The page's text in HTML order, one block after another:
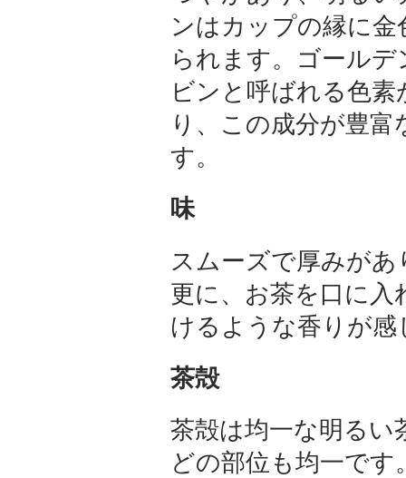
ンはカップの縁に
られます。ゴール
ビンと呼ばれる色
り、この成分が豊
す。
味
スムーズで厚みが
更に、お茶を口に入
けるような香りが
茶殻
茶殻は均一な明るい
どの部位も均一で